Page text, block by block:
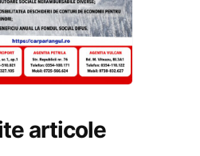
articole